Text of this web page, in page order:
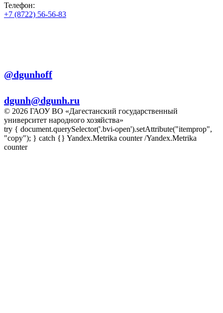
Телефон:
+7 (8722) 56-56-83
@dgunhoff
dgunh@dgunh.ru
© 2026 ГАОУ ВО «Дагестанский государственный
университет народного хозяйства»
try { document.querySelector('.bvi-open').setAttribute("itemprop",
"copy"); } catch {} Yandex.Metrika counter/Yandex.Metrika
counter